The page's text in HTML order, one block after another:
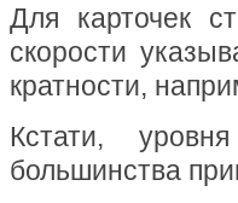
Для карточек
скорости
кратности,
Кстати,
большинства